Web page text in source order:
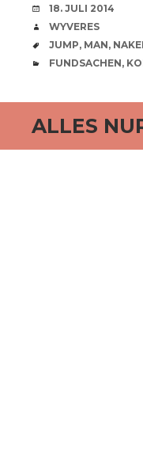
VERABREDUNG
18. JULI 2014
VERFASSER
WYVERES
SCHLAGWÖRTER
JUMP, MAN,
CATEGORIES
FUNDSACHEN,
ALLES